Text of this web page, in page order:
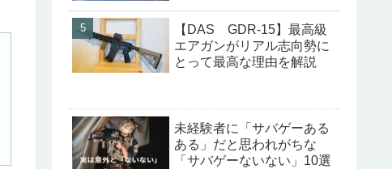
【DAS GDR-15】最高級
エアガンがリアル志向勢に
とって最高な理由を解説
未経験者に「サバゲーある
ある」だと思われがちな
「サバゲーないない」10選